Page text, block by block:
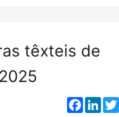
têxteis de
Facebook